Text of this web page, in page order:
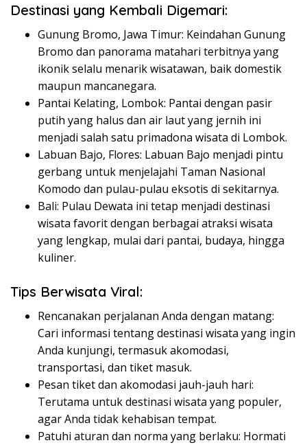
Destinasi yang Kembali Digemari:
Gunung Bromo, Jawa Timur: Keindahan Gunung
Bromo dan panorama matahari terbitnya yang
ikonik selalu menarik wisatawan, baik domestik
maupun mancanegara.
Pantai Kelating, Lombok: Pantai dengan pasir
putih yang halus dan air laut yang jernih ini
menjadi salah satu primadona wisata di Lombok.
Labuan Bajo, Flores: Labuan Bajo menjadi pintu
gerbang untuk menjelajahi Taman Nasional
Komodo dan pulau-pulau eksotis di sekitarnya.
Bali: Pulau Dewata ini tetap menjadi destinasi
wisata favorit dengan berbagai atraksi wisata
yang lengkap, mulai dari pantai, budaya, hingga
kuliner.
Tips Berwisata Viral:
Rencanakan perjalanan Anda dengan matang:
Cari informasi tentang destinasi wisata yang ingin
Anda kunjungi, termasuk akomodasi,
transportasi, dan tiket masuk.
Pesan tiket dan akomodasi jauh-jauh hari:
Terutama untuk destinasi wisata yang populer,
agar Anda tidak kehabisan tempat.
Patuhi aturan dan norma yang berlaku: Hormati